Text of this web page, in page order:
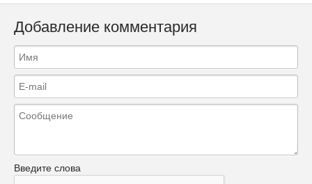
Добавление комментария
Введите слова